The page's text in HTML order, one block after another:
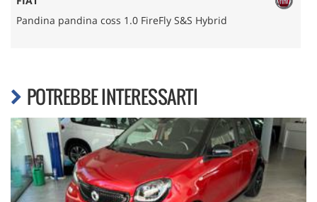
Pandina pandina coss 1.0 FireFly S&S Hybrid
POTREBBE INTERESSARTI